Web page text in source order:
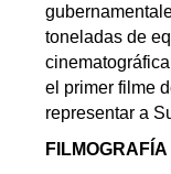
toneladas de
el primer filme
representar a
FILMOGRAFÍA